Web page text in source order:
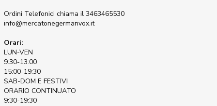
Ordini Telefonici chiama il 3463465530
info@mercatonegermanvox.it
Orari:
LUN-VEN
9:30-13:00
15:00-19:30
SAB-DOM E FESTIVI
ORARIO CONTINUATO
9:30-19:30